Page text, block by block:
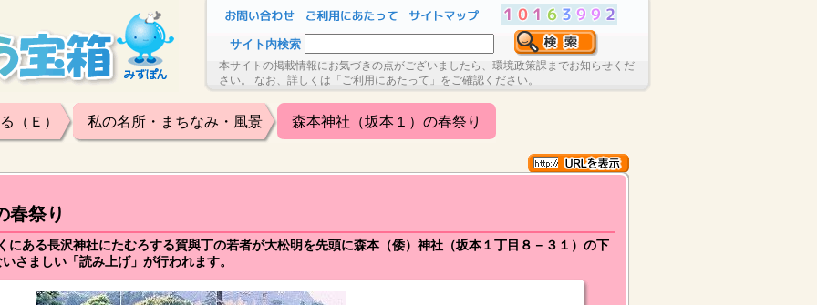
サイト内検索
本サイトの掲載情報にお気づきの点がございましたら、環境政策課までお知らせくだ
さい。 なお、詳しくは「ご利用にあたって」をご確認ください。
（Ｅ） 私の名所・まちなみ・風景 森本神社（坂本１）の春祭り
春祭り
にある長沢神社にたむろする賀與丁の若者が大松明を先頭に森本（倭）神社（坂本１丁目８－３１）の下
さましい「読み上げ」が行われます。